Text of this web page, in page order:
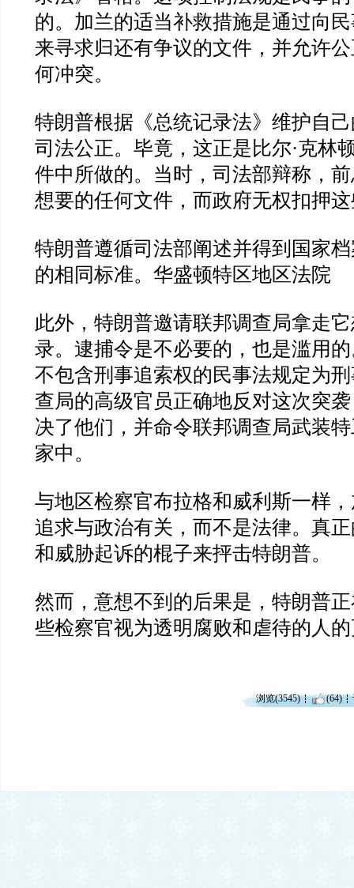
的。加兰的适当补救措施是通过向
来寻求归还有争议的文件，并允许
何冲突。
特朗普根据《总统记录法》维护自
司法公正。毕竟，这正是比尔·克林
件中所做的。当时，司法部辩称，
想要的任何文件，而政府无权扣押
特朗普遵循司法部阐述并得到国家
的相同标准。华盛顿特区地区法院
此外，特朗普邀请联邦调查局拿走
录。逮捕令是不必要的，也是滥用
不包含刑事追索权的民事法规定为
查局的高级官员正确地反对这次突
决了他们，并命令联邦调查局武装
家中。
与地区检察官布拉格和威利斯一样
追求与政治有关，而不是法律。真
和威胁起诉的棍子来抨击特朗普。
然而，意想不到的后果是，特朗普
些检察官视为透明腐败和虐待的人
浏览(3545) (64)